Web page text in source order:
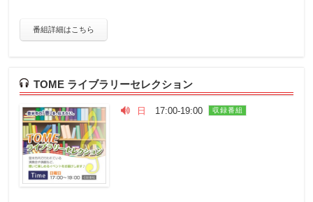
番組詳細はこちら
TOME ライブラリーセレクション
日 17:00-19:00 収録番組